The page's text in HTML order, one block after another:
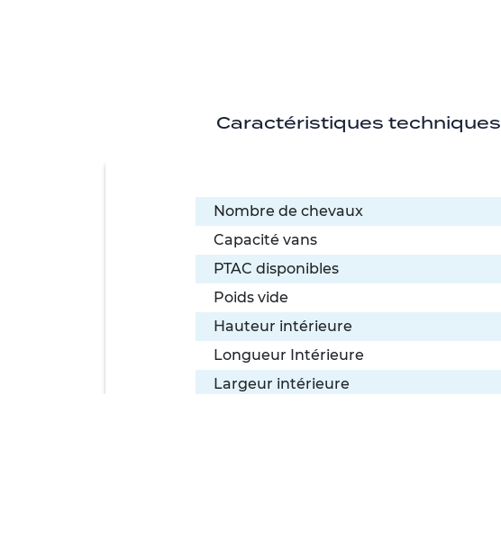
Caractéristiques techniques
Nombre de chevaux
Capacité vans
PTAC disponibles
Poids vide
Hauteur intérieure
Longueur Intérieure
Largeur intérieure